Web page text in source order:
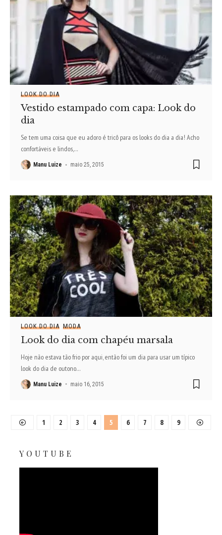
LOOK DO DIA
Vestido estampado com capa: Look do
dia
Se tem uma coisa que eu adoro é tricô para os looks do dia a dia! Acho
confortáveis e lindos,…
Manu Luize maio 25, 2015
LOOK DO DIA MODA
Look do dia com chapéu marsala
Hoje não estava tão frio por aqui, então foi um dia para usar um típico
look do dia de outono…
Manu Luize maio 16, 2015
1 2 3 4 5 6 7 8 9
YOUTUBE